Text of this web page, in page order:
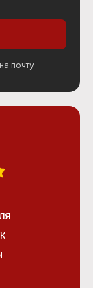
почту